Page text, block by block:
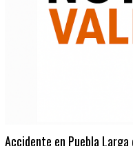
Accidente en Puebla